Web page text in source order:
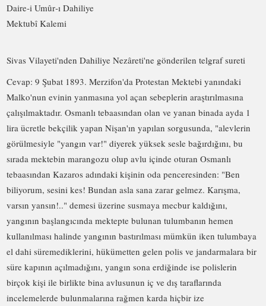
Daire‑i Umûr‑ı Dahiliye
Mektubî Kalemi
Sivas Vilayeti'nden Dahiliye Nezâreti'ne gönderilen telgraf sureti
Cevap: 9 Şubat 1893. Merzifon'da Protestan Mektebi yanındaki
Malko'nun evinin yanmasına yol açan sebeplerin araştırılmasına
çalışılmaktadır. Osmanlı tebaasından olan ve yanan binada ayda 1
lira ücretle bekçilik yapan Nişan'ın yapılan sorgusunda, "alevlerin
görülmesiyle "yangın var!" diyerek yüksek sesle bağırdığını, bu
sırada mektebin marangozu olup avlu içinde oturan Osmanlı
tebaasından Kazaros adındaki kişinin oda penceresinden: "Ben
biliyorum, sesini kes! Bundan asla sana zarar gelmez. Karışma,
varsın yansın!.." demesi üzerine susmaya mecbur kaldığını,
yangının başlangıcında mektepte bulunan tulumbanın hemen
kullanılması halinde yangının bastırılması mümkün iken tulumbaya
el dahi süremediklerini, hükümetten gelen polis ve jandarmalara bir
süre kapının açılmadığını, yangın sona erdiğinde ise polislerin
birçok kişi ile birlikte bina avlusunun iç ve dış taraflarında
incelemelerde bulunmalarına rağmen karda hiçbir ize